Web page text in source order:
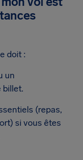
doit :
un
billet.
(repas,
si vous êtes